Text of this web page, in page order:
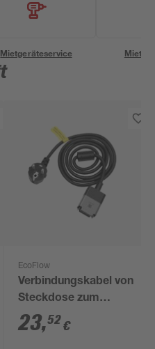
Mietgeräteservice
EcoFlow
Verbindungskabel von
Steckdose zum
Powerstream 5 m
23,52€